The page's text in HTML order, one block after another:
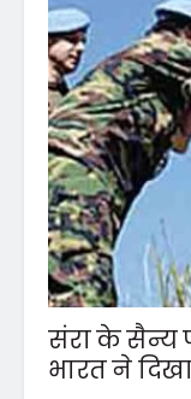
संरा के सैन्य
भारत ने